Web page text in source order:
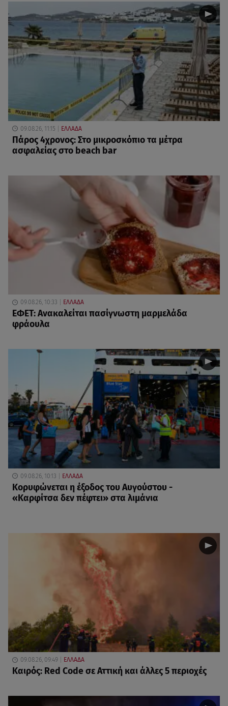
09.08.26, 11:15 ΕΛΛΑΔΑ
Πάρος 4χρονος: Στο μικροσκόπιο τα μέτρα
ασφαλείας στο beach bar
09.08.26, 10:33 ΕΛΛΑΔΑ
ΕΦΕΤ: Ανακαλείται πασίγνωστη μαρμελάδα
φράουλα
09.08.26, 10:13 ΕΛΛΑΔΑ
Κορυφώνεται η έξοδος του Αυγούστου -
«Καρφίτσα δεν πέφτει» στα λιμάνια
09.08.26, 09:49 ΕΛΛΑΔΑ
Καιρός: Red Code σε Αττική και άλλες 5 περιοχές